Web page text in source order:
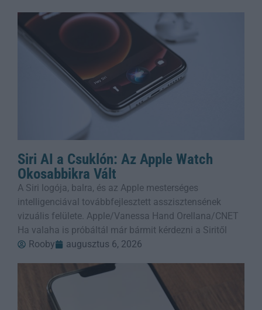
Siri AI a Csuklón: Az Apple Watch
Okosabbikra Vált
A Siri logója, balra, és az Apple mesterséges
intelligenciával továbbfejlesztett asszisztensének
vizuális felülete. Apple/Vanessa Hand Orellana/CNET
Ha valaha is próbáltál már bármit kérdezni a Siritől
Rooby
augusztus 6, 2026